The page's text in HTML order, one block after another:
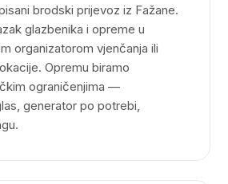
brodski prijevoz iz Fažane.
glazbenika i opreme u
organizatorom vjenčanja ili
Opremu biramo
ograničenjima —
generator po potrebi,